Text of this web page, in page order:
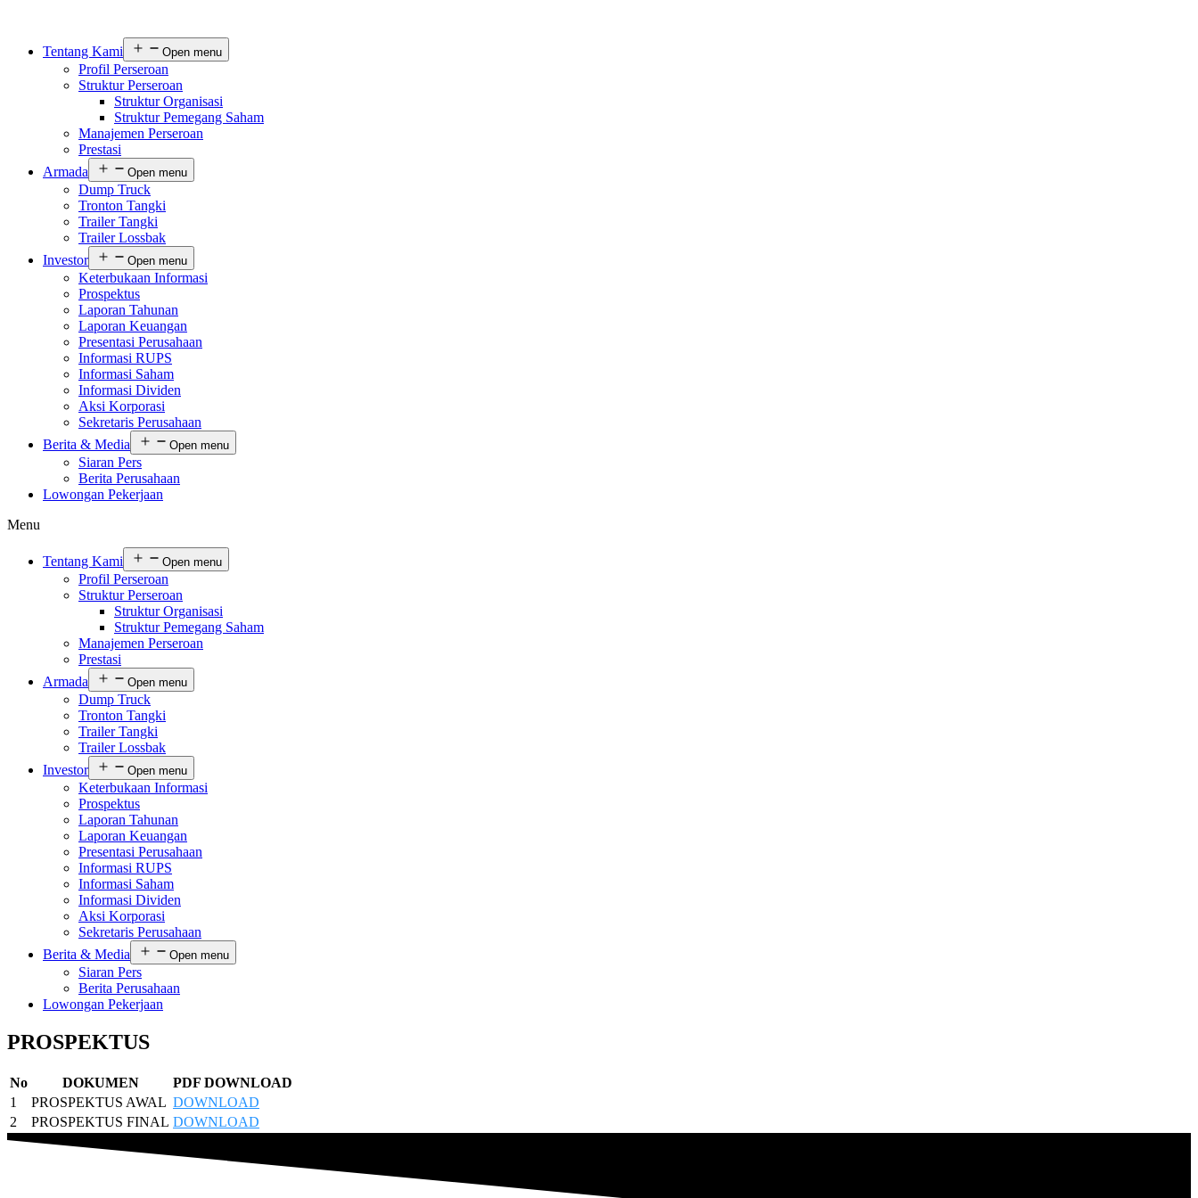
Tentang Kami Open menu
Profil Perseroan
Struktur Perseroan
Struktur Organisasi
Struktur Pemegang Saham
Manajemen Perseroan
Prestasi
Armada
Open menu
Dump Truck
Tronton Tangki
Trailer Tangki
Trailer Lossbak
Investor
Open menu
Keterbukaan Informasi
Prospektus
Laporan Tahunan
Laporan Keuangan
Presentasi Perusahaan
Informasi RUPS
Informasi Saham
Informasi Dividen
Aksi Korporasi
Sekretaris Perusahaan
Berita & Media
Open menu
Siaran Pers
Berita Perusahaan
Lowongan Pekerjaan
Menu
Tentang Kami Open menu
Profil Perseroan
Struktur Perseroan
Struktur Organisasi
Struktur Pemegang Saham
Manajemen Perseroan
Prestasi
Armada
Open menu
Dump Truck
Tronton Tangki
Trailer Tangki
Trailer Lossbak
Investor
Open menu
Keterbukaan Informasi
Prospektus
Laporan Tahunan
Laporan Keuangan
Presentasi Perusahaan
Informasi RUPS
Informasi Saham
Informasi Dividen
Aksi Korporasi
Sekretaris Perusahaan
Berita & Media
Open menu
Siaran Pers
Berita Perusahaan
Lowongan Pekerjaan
PROSPEKTUS
No DOKUMEN
PDF DOWNLOAD
1
PROSPEKTUS AWAL DOWNLOAD
2
PROSPEKTUS FINAL DOWNLOAD